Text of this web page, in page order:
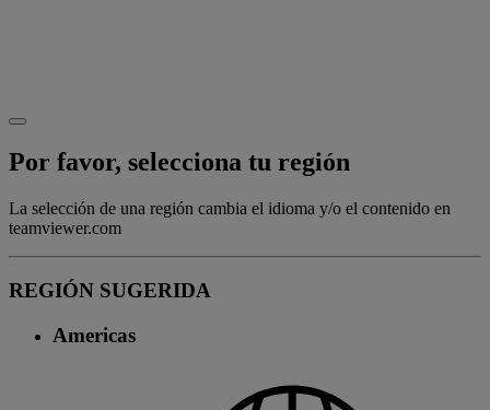
Por favor, selecciona tu región
La selección de una región cambia el idioma y/o el contenido en
teamviewer.com
REGIÓN SUGERIDA
Americas